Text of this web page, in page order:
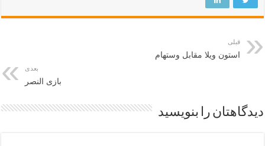
قبلی
استون ویلا مقابل وستهام
بعدی
بازی النصر
دیدگاهتان را بنویسید